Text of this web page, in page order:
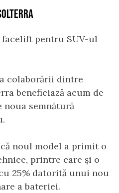
pentru SUV-ul
colaborării dintre
beneficiază acum de
semnătură
noul model a primit o
printre care și o
25% datorită unui nou
a bateriei.